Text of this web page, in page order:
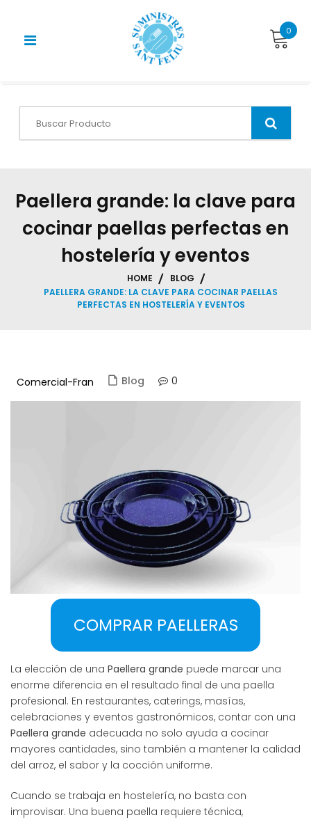
content
0
Paellera grande: la clave para
cocinar paellas perfectas en
hostelería y eventos
HOME
BLOG
PAELLERA GRANDE: LA CLAVE PARA COCINAR PAELLAS
PERFECTAS EN HOSTELERÍA Y EVENTOS
Comercial-Fran Blog 0
COMPRAR PAELLERAS
La elección de una Paellera grande puede marcar una
enorme diferencia en el resultado final de una paella
profesional. En restaurantes, caterings, masías,
celebraciones y eventos gastronómicos, contar con una
Paellera grande adecuada no solo ayuda a cocinar
mayores cantidades, sino también a mantener la calidad
del arroz, el sabor y la cocción uniforme.
Cuando se trabaja en hostelería, no basta con
improvisar. Una buena paella requiere técnica,